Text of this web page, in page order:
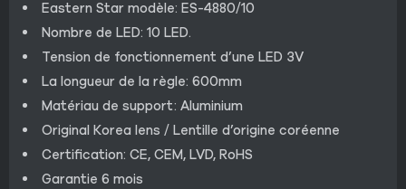
Eastern Star modèle: ES-4880/10
Nombre de LED: 10 LED.
Tension de fonctionnement d’une LED 3V
La longueur de la règle: 600mm
Matériau de support: Aluminium
Original Korea lens / Lentille d’origine coréenne
Certification: CE, CEM, LVD, RoHS
Garantie 6 mois